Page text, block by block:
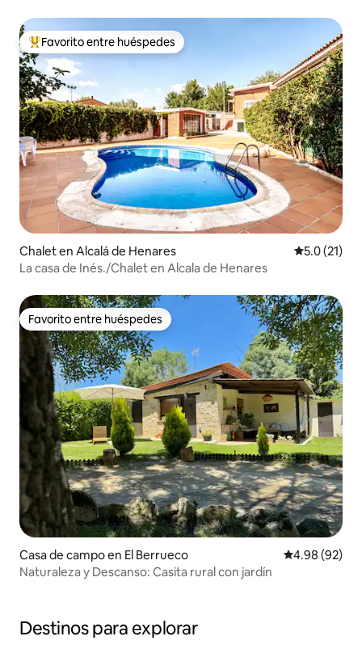
De los mejores en Favorito entre huéspedes
Favorito entre huéspedes
Chalet en Alcalá de Henares Calificación
5.0 (21)
La casa de Inés./Chalet en Alcala de Henares
Favorito entre huéspedes
Favorito entre huéspedes
Casa de campo en El Berrueco Calificación
4.98 (92)
Naturaleza y Descanso: Casita rural con jardín
Destinos para explorar